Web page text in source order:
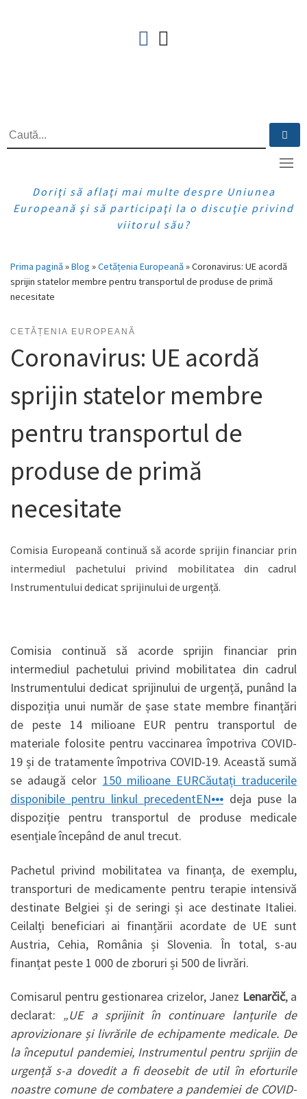
fab fa-facebook
CĂUTARE
Doriţi să aflaţi mai multe despre Uniunea
Europeană şi să participaţi la o discuţie privind
viitorul său?
Prima pagină»Blog »Cetățenia Europeană»Coronavirus: UE acordă
sprijin statelor membre pentru transportul de produse de primă
necesitate
CETĂȚENIA EUROPEANĂ
Coronavirus: UE acordă
sprijin statelor membre
pentru transportul de
produse de primă
necesitate
Comisia Europeană continuă să acorde sprijin financiar prin
intermediul pachetului privind mobilitatea din cadrul
Instrumentului dedicat sprijinului de urgență.
Comisia continuă să acorde sprijin financiar prin
intermediul pachetului privind mobilitatea din cadrul
Instrumentului dedicat sprijinului de urgență, punând la
dispoziția unui număr de șase state membre finanțări
de peste 14 milioane EUR pentru transportul de
materiale folosite pentru vaccinarea împotriva COVID-
19 și de tratamente împotriva COVID-19. Această sumă
se adaugă celor 150 milioane EURCăutați traducerile
disponibile pentru linkul precedentEN••• deja puse la
dispoziție pentru transportul de produse medicale
esențiale începând de anul trecut.
Pachetul privind mobilitatea va finanța, de exemplu,
transporturi de medicamente pentru terapie intensivă
destinate Belgiei și de seringi și ace destinate Italiei.
Ceilalți beneficiari ai finanțării acordate de UE sunt
Austria, Cehia, România și Slovenia. În total, s-au
finanțat peste 1 000 de zboruri și 500 de livrări.
Comisarul pentru gestionarea crizelor, Janez Lenarčič, a
declarat: „UE a sprijinit în continuare lanțurile de
aprovizionare și livrările de echipamente medicale. De
la începutul pandemiei, Instrumentul pentru sprijin de
urgență s-a dovedit a fi deosebit de util în eforturile
noastre comune de combatere a pandemiei de COVID-